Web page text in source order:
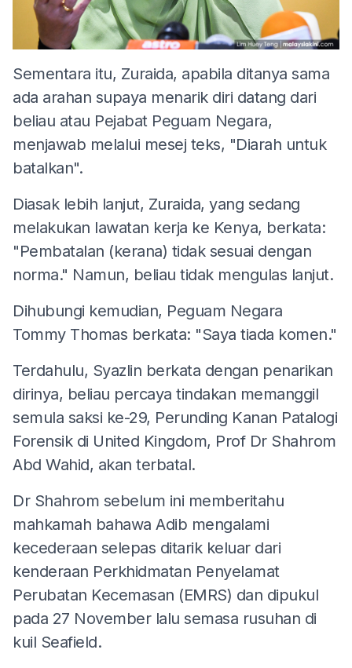
Sementara itu, Zuraida, apabila ditanya sama
ada arahan supaya menarik diri datang dari
beliau atau Pejabat Peguam Negara,
menjawab melalui mesej teks, "Diarah untuk
batalkan".
Diasak lebih lanjut, Zuraida, yang sedang
melakukan lawatan kerja ke Kenya, berkata:
"Pembatalan (kerana) tidak sesuai dengan
norma." Namun, beliau tidak mengulas lanjut.
Dihubungi kemudian, Peguam Negara
Tommy Thomas berkata: "Saya tiada komen."
Terdahulu, Syazlin berkata dengan penarikan
dirinya, beliau percaya tindakan memanggil
semula saksi ke-29, Perunding Kanan Patalogi
Forensik di United Kingdom, Prof Dr Shahrom
Abd Wahid, akan terbatal.
Dr Shahrom sebelum ini memberitahu
mahkamah bahawa Adib mengalami
kecederaan selepas ditarik keluar dari
kenderaan Perkhidmatan Penyelamat
Perubatan Kecemasan (EMRS) dan dipukul
pada 27 November lalu semasa rusuhan di
kuil Seafield.